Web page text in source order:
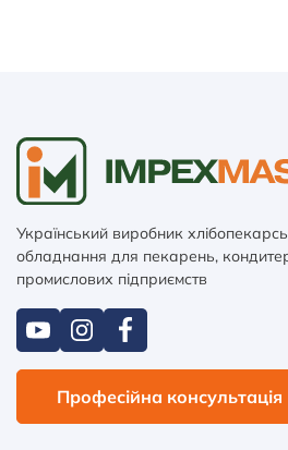
Український виробник
обладнання для пекарень,
промислових підприємств
Професійна консультація